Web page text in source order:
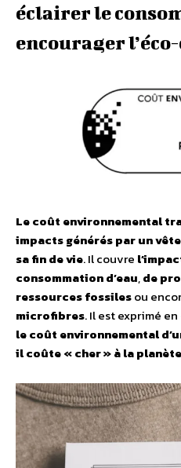
éclairer le
encourager
Le coût environnemental
impacts générés par un
sa fin de vie. Il couvre
consommation d’eau,de
ressources fossilesou
microfibres. Il est exprimé
le coût environnemental
il coûte « cher » à la planète